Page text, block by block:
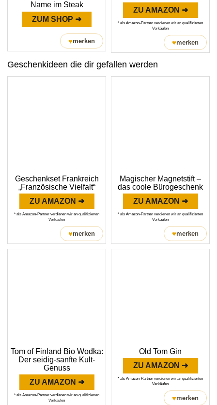
Name im Steak
ZUM SHOP ➜
♥merken
ZU AMAZON ➜
* als Amazon-Partner verdienen wir an qualifizierten
Verkäufen
♥merken
Geschenkideen die dir gefallen werden
Geschenkset Frankreich
„Französische Vielfalt“
ZU AMAZON ➜
* als Amazon-Partner verdienen wir an qualifizierten
Verkäufen
♥merken
Magischer Magnetstift –
das coole Bürogeschenk
ZU AMAZON ➜
* als Amazon-Partner verdienen wir an qualifizierten
Verkäufen
♥merken
Tom of Finland Bio Wodka:
Der seidig-sanfte Kult-
Genuss
ZU AMAZON ➜
* als Amazon-Partner verdienen wir an qualifizierten
Verkäufen
Old Tom Gin
ZU AMAZON ➜
* als Amazon-Partner verdienen wir an qualifizierten
Verkäufen
♥merken